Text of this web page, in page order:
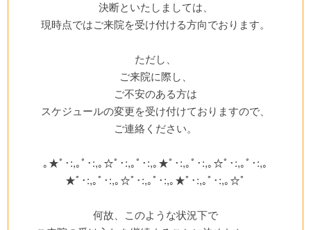
決断といたしましては、
現時点ではご来院を受け付ける方向でおります。
ただし、
ご来院に際し、
ご不安のある方は
スケジュールの変更を受け付けておりますので、
ご連絡ください。
｡★ﾟ･:,｡ﾟ･:,｡☆ﾟ･:,｡ﾟ･:,｡★ﾟ･:,｡ﾟ･:,｡☆ﾟ･:,｡ﾟ･:,｡
★ﾟ･:,｡ﾟ･:,｡☆ﾟ･:,｡ﾟ･:,｡★ﾟ･:,｡ﾟ･:,｡☆ﾟ
何故、このような状況下で